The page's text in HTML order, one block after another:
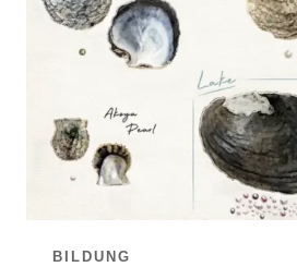
IE K
ENNEN M
ÜSSEN
BILDUNG